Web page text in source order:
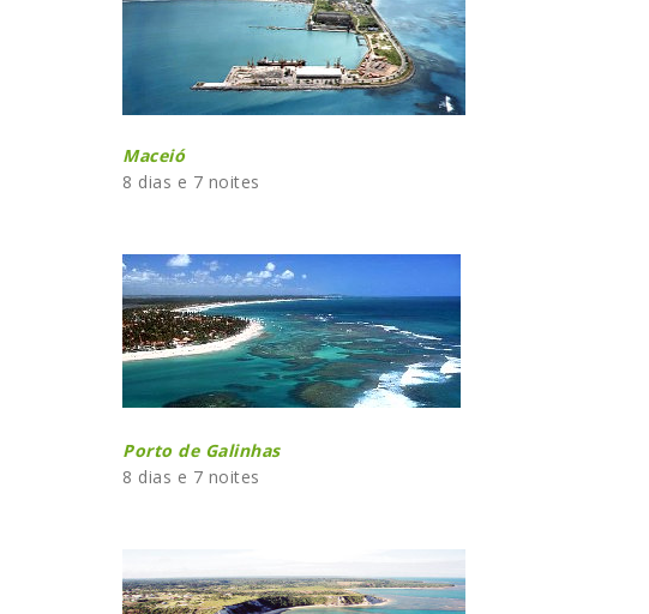
Maceió
8 dias e 7 noites
Porto de Galinhas
8 dias e 7 noites